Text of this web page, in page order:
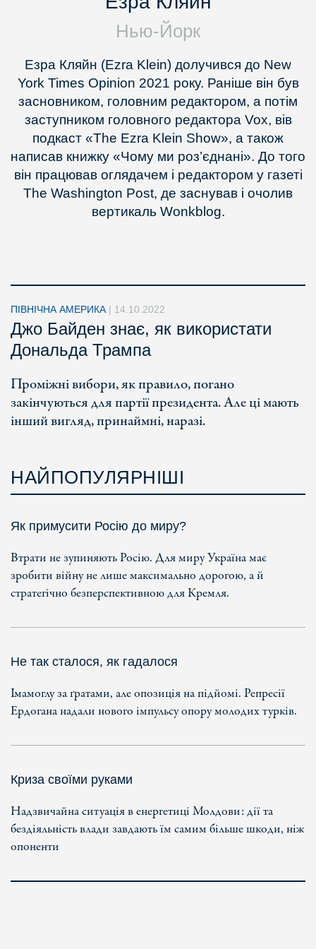
Нью-Йорк
Езра Кляйн (Ezra Klein) долучився до New
York Times Opinion 2021 року. Раніше він був
засновником, головним редактором, а потім
заступником головного редактора Vox, вів
подкаст «The Ezra Klein Show», а також
написав книжку «Чому ми роз’єднані». До того
він працював оглядачем і редактором у газеті
The Washington Post, де заснував і очолив
вертикаль Wonkblog.
ПІВНІЧНА АМЕРИКА | 14.10.2022
Джо Байден знає, як використати
Дональда Трампа
Проміжні вибори, як правило, погано
закінчуються для партії президента. Але ці мають
інший вигляд, принаймні, наразі.
НАЙПОПУЛЯРНІШІ
Як примусити Росію до миру?
Втрати не зупиняють Росію. Для миру Україна має
зробити війну не лише максимально дорогою, а й
стратегічно безперспективною для Кремля.
Не так сталося, як гадалося
Імамоглу за ґратами, але опозиція на підйомі. Репресії
Ердогана надали нового імпульсу опору молодих турків.
Криза своїми руками
Надзвичайна ситуація в енергетиці Молдови: дії та
бездіяльність влади завдають їм самим більше шкоди, ніж
опоненти